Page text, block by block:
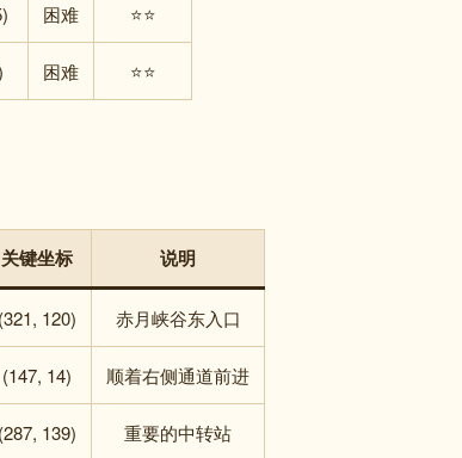
困难 ⭐⭐
困难 ⭐⭐
关键坐标 说明
(321, 120) 赤月峡谷东入口
(147, 14) 顺着右侧通道前进
(287, 139) 重要的中转站